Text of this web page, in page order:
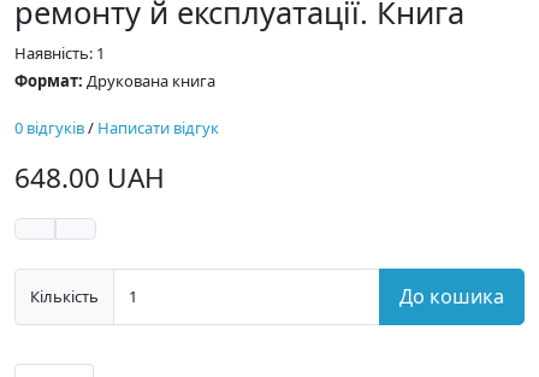
ремонту й експлуатації. Книга
Наявність: 1
Формат: Друкована книга
0 відгуків/ Написати відгук
648.00 UAH
Кількість До кошика